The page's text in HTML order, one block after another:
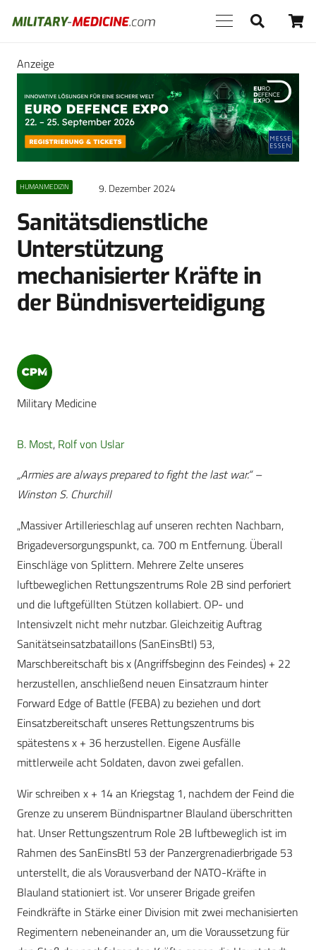
Anzeige
HUMANMEDIZIN 9. Dezember 2024
Sanitätsdienstliche
Unterstützung
mechanisierter Kräfte in
der Bündnisverteidigung
Military Medicine
B. Most, Rolf von Uslar
„Armies are always prepared to fight the last war.“ –
Winston S. Churchill
„Massiver Artillerieschlag auf unseren rechten Nachbarn,
Brigadeversorgungspunkt, ca. 700 m Entfernung. Überall
Einschläge von Splittern. Mehrere Zelte unseres
luftbeweglichen Rettungszentrums Role 2B sind perforiert
und die luftgefüllten Stützen kollabiert. OP- und
Intensivzelt nicht mehr nutzbar. Gleichzeitig Auftrag
Sanitätseinsatzbataillons (SanEinsBtl) 53,
Marschbereitschaft bis x (Angriffsbeginn des Feindes) + 22
herzustellen, anschließend neuen Einsatzraum hinter
Forward Edge of Battle (FEBA) zu beziehen und dort
Einsatzbereitschaft unseres Rettungszentrums bis
spätestens x + 36 herzustellen. Eigene Ausfälle
mittlerweile acht Soldaten, davon zwei gefallen.
Wir schreiben x + 14 an Kriegstag 1, nachdem der Feind die
Grenze zu unserem Bündnispartner Blauland überschritten
hat. Unser Rettungszentrum Role 2B luftbeweglich ist im
Rahmen des SanEinsBtl 53 der Panzergrenadierbrigade 53
unterstellt, die als Vorausverband der NATO-Kräfte in
Blauland stationiert ist. Vor unserer Brigade greifen
Feindkräfte in Stärke einer Division mit zwei mechanisierten
Regimentern nebeneinander an, um die Voraussetzung für